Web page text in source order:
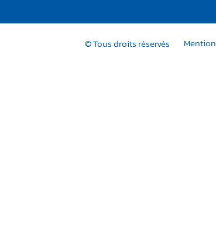
© Tous droits réservés